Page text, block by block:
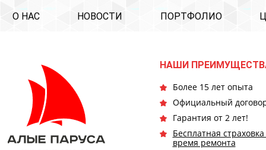
О НАС НОВОСТИ ПОРТФОЛИО
НАШИ
Более 15 лет опыта
Официальный
Гарантия от 2 лет!
Бесплатная
время ремонта